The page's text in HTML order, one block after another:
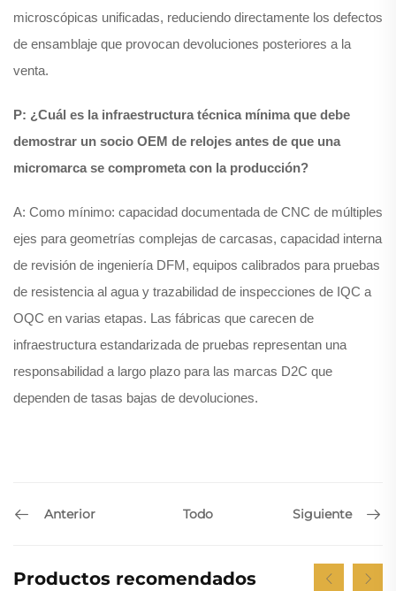
microscópicas unificadas, reduciendo directamente los defectos
de ensamblaje que provocan devoluciones posteriores a la
venta.
P: ¿Cuál es la infraestructura técnica mínima que debe
demostrar un socio OEM de relojes antes de que una
micromarca se comprometa con la producción?
A: Como mínimo: capacidad documentada de CNC de múltiples
ejes para geometrías complejas de carcasas, capacidad interna
de revisión de ingeniería DFM, equipos calibrados para pruebas
de resistencia al agua y trazabilidad de inspecciones de IQC a
OQC en varias etapas. Las fábricas que carecen de
infraestructura estandarizada de pruebas representan una
responsabilidad a largo plazo para las marcas D2C que
dependen de tasas bajas de devoluciones.
Anterior Todo Siguiente
Productos recomendados